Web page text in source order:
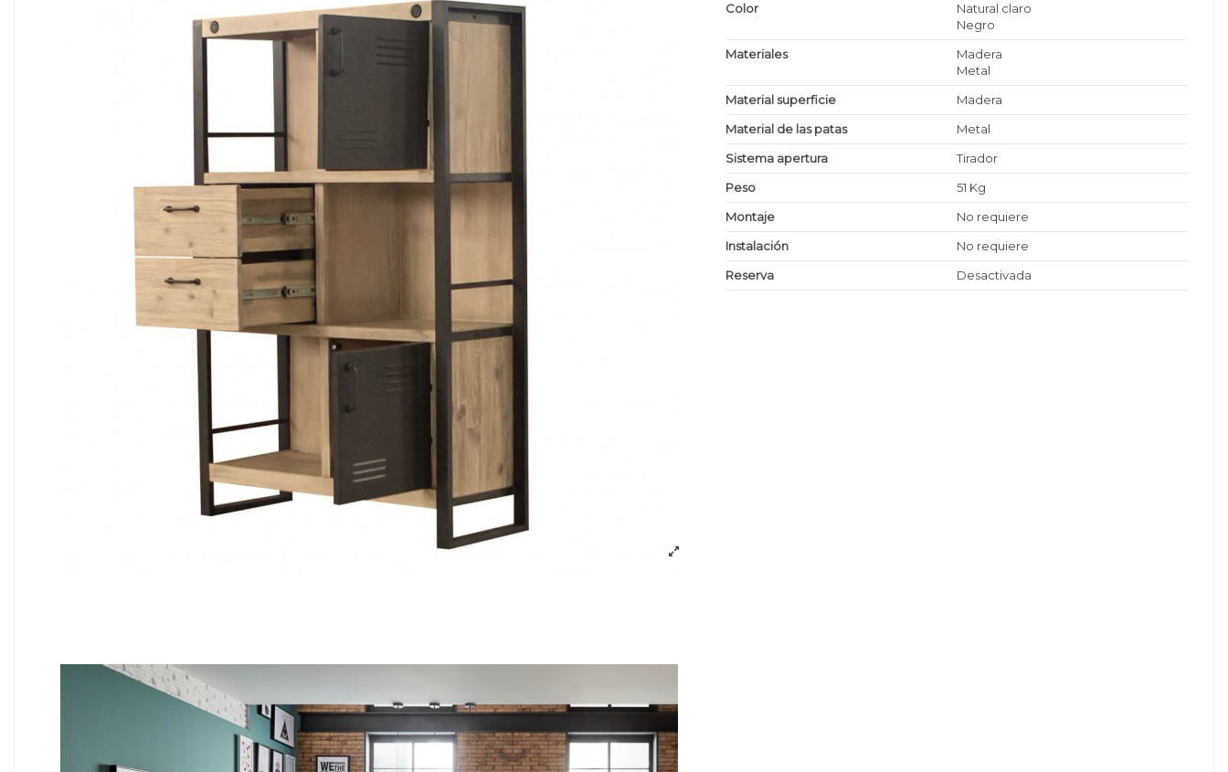
Color
Natural claro
Negro
Materiales
Madera
Metal
Material superficie
Madera
Material de las patas
Metal
Sistema apertura
Tirador
Peso
51 Kg
Montaje
No requiere
Instalación
No requiere
Reserva
Desactivada